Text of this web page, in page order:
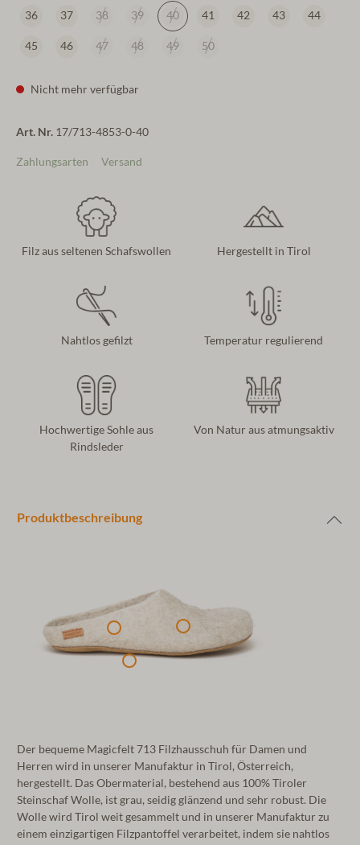
36 37 38 39 40 41 42 43 44
45 46 47 48 49 50
Nicht mehr verfügbar
Art. Nr. 17/713-4853-0-40
Zahlungsarten Versand
Filz aus seltenen Schafswollen Hergestellt in Tirol
Nahtlos gefilzt Temperatur regulierend
Hochwertige Sohle aus
Rindsleder
Von Natur aus atmungsaktiv
Produktbeschreibung
Der bequeme Magicfelt 713 Filzhausschuh für Damen und
Herren wird in unserer Manufaktur in Tirol, Österreich,
hergestellt. Das Obermaterial, bestehend aus 100% Tiroler
Steinschaf Wolle, ist grau, seidig glänzend und sehr robust. Die
Wolle wird Tirol weit gesammelt und in unserer Manufaktur zu
einem einzigartigen Filzpantoffel verarbeitet, indem sie nahtlos